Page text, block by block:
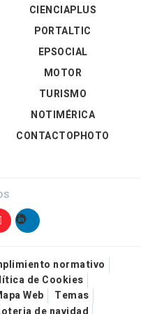
CIENCIAPLUS
PORTALTIC
EPSOCIAL
MOTOR
TURISMO
NOTIMÉRICA
CONTACTOPHOTO
normativo
de Cookies
Web
Temas